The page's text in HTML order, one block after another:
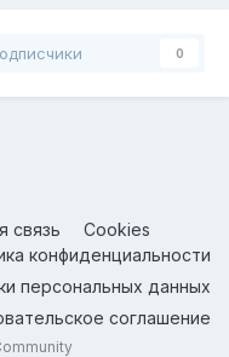
0
связь
Cookies
конфиденциальности
персональных данных
соглашение